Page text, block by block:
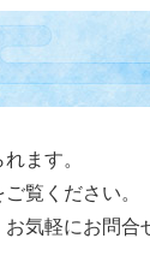
ます。
覧ください。
気軽にお問合